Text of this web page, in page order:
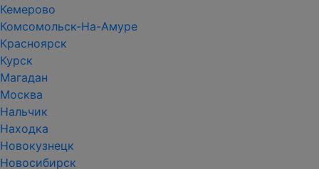
Кемерово
Комсомольск-На-Амуре
Красноярск
Курск
Магадан
Москва
Нальчик
Находка
Новокузнецк
Новосибирск